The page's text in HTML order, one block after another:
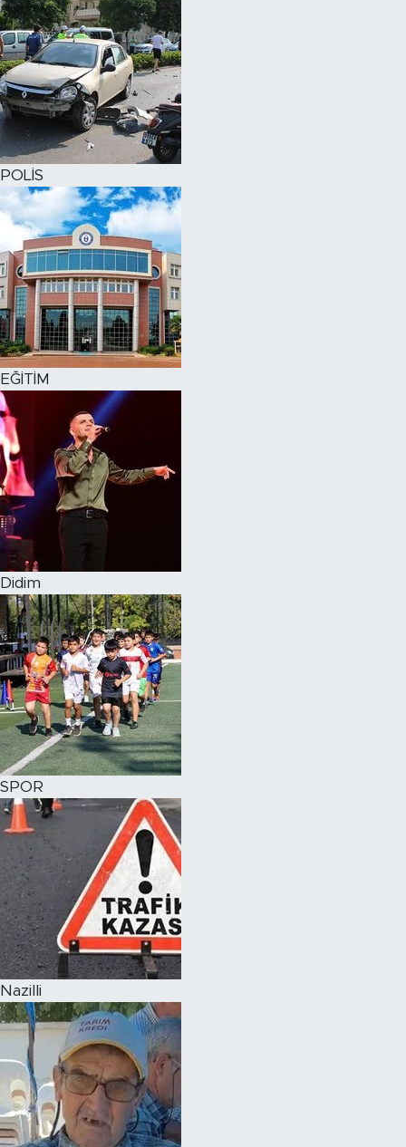
POLİS
EĞİTİM
Didim
SPOR
Nazilli